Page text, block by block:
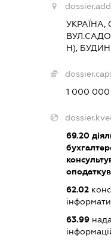
УКРАЇНА,
Н),
1 000 000
69.20
62.02
63.99